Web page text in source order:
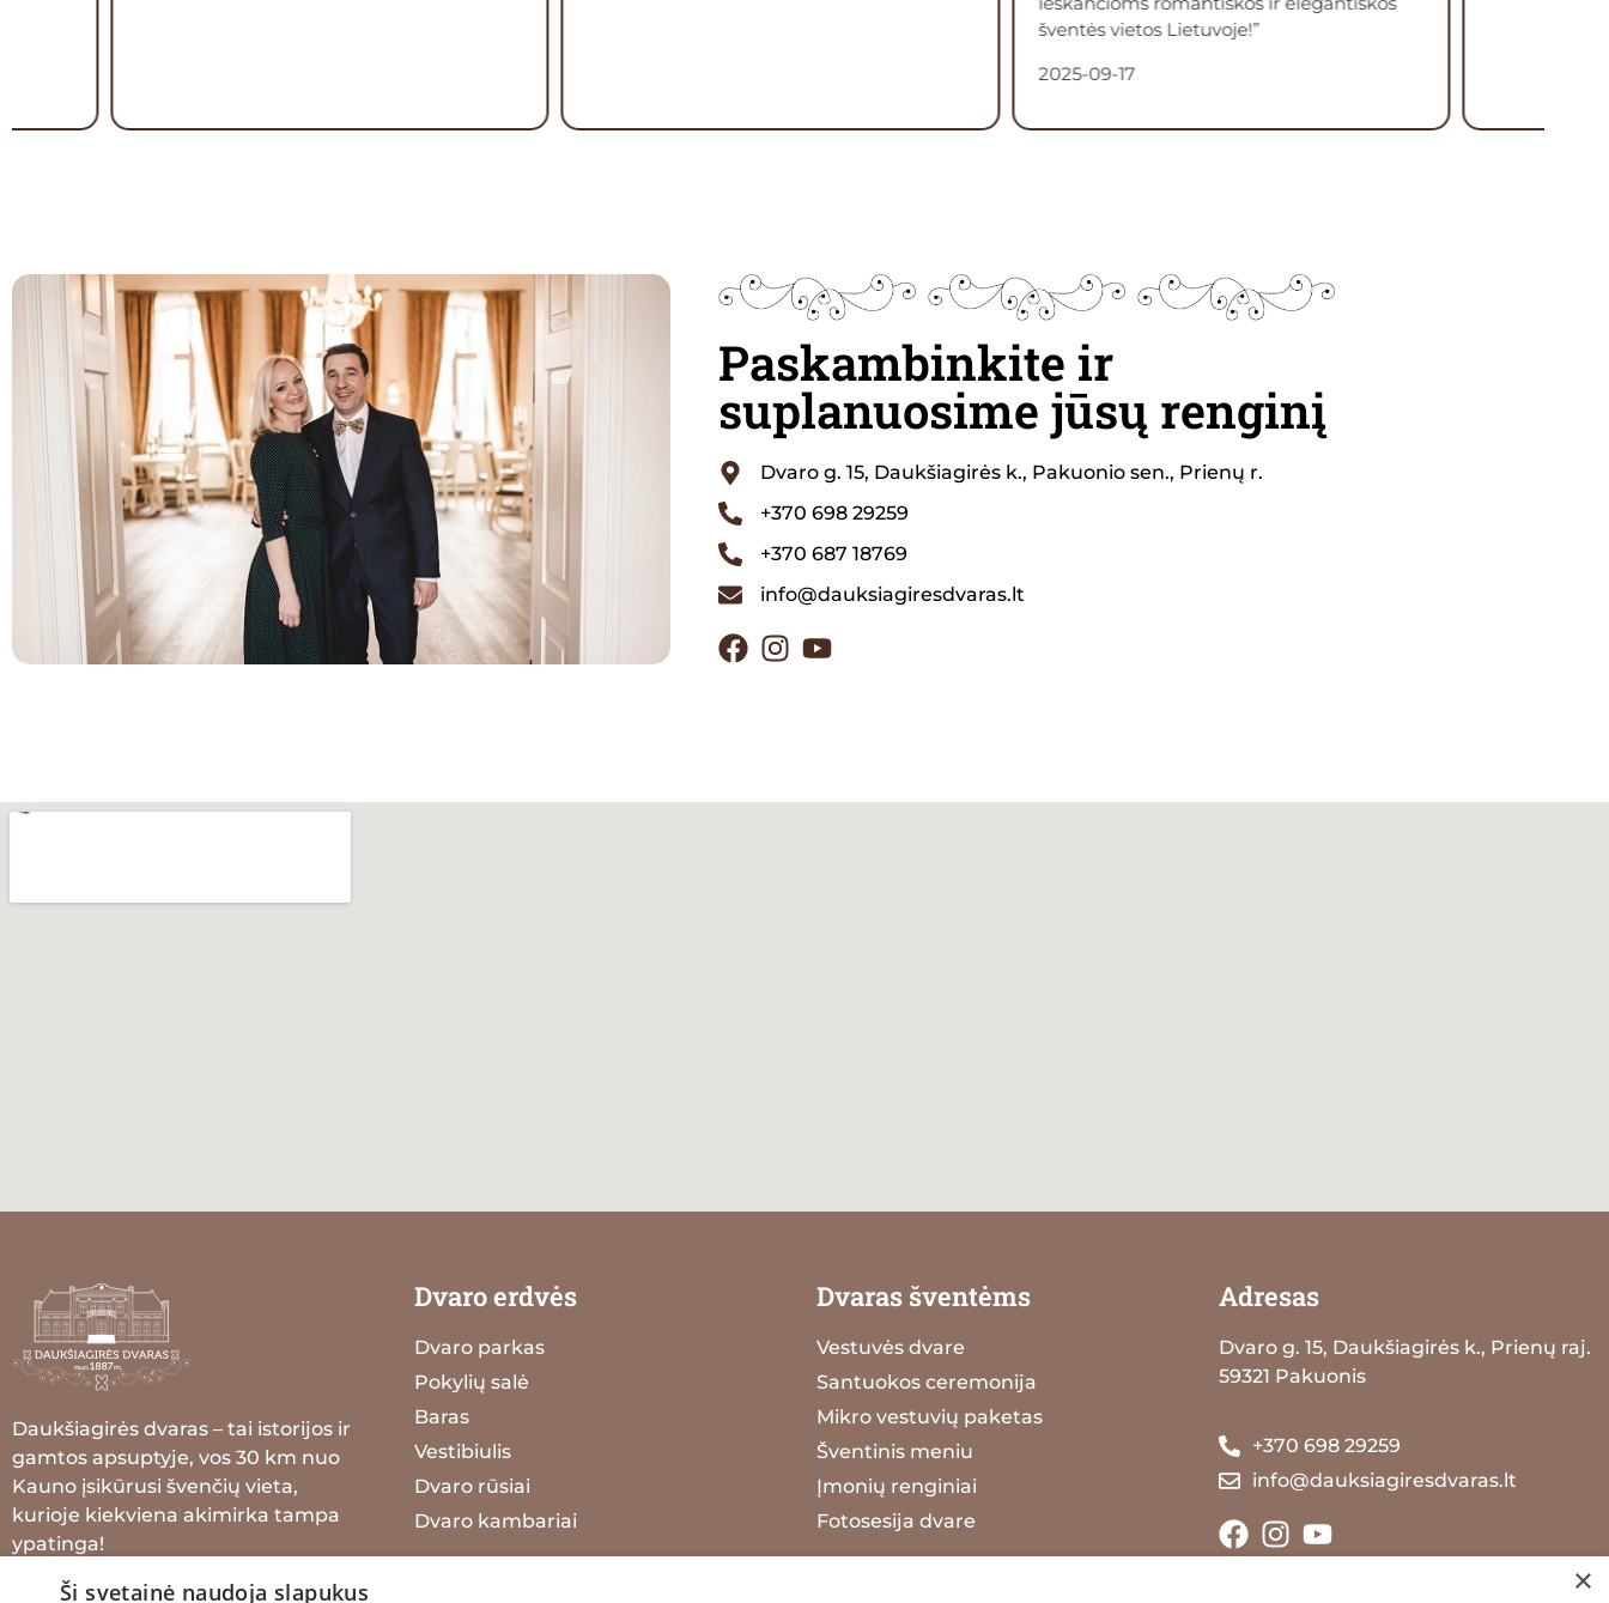
šventės vietos Lietuvoje!”
2025-09-17
Paskambinkite ir
suplanuosime jūsų renginį
Dvaro g. 15, Daukšiagirės k., Pakuonio sen., Prienų r.
+370 698 29259
+370 687 18769
info@dauksiagiresdvaras.lt
Daukšiagirės dvaras – tai istorijos ir
gamtos apsuptyje, vos 30 km nuo
Kauno įsikūrusi švenčių vieta,
kurioje kiekviena akimirka tampa
ypatinga!
Dvaro erdvės
Dvaro parkas
Pokylių salė
Baras
Vestibiulis
Dvaro rūsiai
Dvaro kambariai
Dvaras šventėms
Vestuvės dvare
Santuokos ceremonija
Mikro vestuvių paketas
Šventinis meniu
Įmonių renginiai
Fotosesija dvare
Adresas
Dvaro g. 15, Daukšiagirės k., Prienų raj.
59321 Pakuonis
+370 698 29259
info@dauksiagiresdvaras.lt
×
Ši svetainė naudoja slapukus